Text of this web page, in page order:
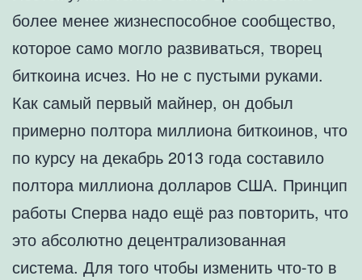
более менее жизнеспособное сообщество,
которое само могло развиваться, творец
биткоина исчез. Но не с пустыми руками.
Как самый первый майнер, он добыл
примерно полтора миллиона биткоинов, что
по курсу на декабрь 2013 года составило
полтора миллиона долларов США. Принцип
работы Сперва надо ещё раз повторить, что
это абсолютно децентрализованная
система. Для того чтобы изменить что-то в